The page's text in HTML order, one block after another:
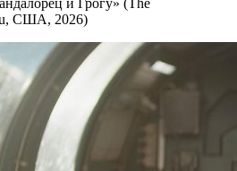
и Грогу» (The
США, 2026)